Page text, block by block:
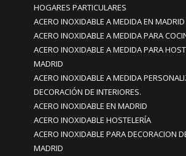
HOGARES PARTICULARES
ACERO INOXIDABLE A MEDIDA EN MADRID
ACERO INOXIDABLE A MEDIDA PARA
ACERO INOXIDABLE A MEDIDA PARA
MADRID
ACERO INOXIDABLE A MEDIDA
DECORACIÓN DE INTERIORES.
ACERO INOXIDABLE EN MADRID
ACERO INOXIDABLE HOSTELERÍA
ACERO INOXIDABLE PARA DECORACION
MADRID